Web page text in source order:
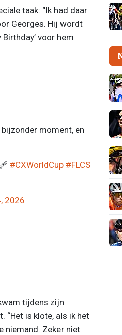
taak: “Ik had daar
Georges. Hij wordt
voor hem
moment, en
#CXWorldCup #FLCS
2026
tijdens zijn
“Het is klote, als ik het
niemand. Zeker niet